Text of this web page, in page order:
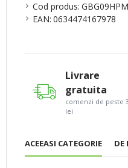
Cod produs:
EAN: 0634474167978
ACEEASI CATEGORIE DE
Livrare
gratuita
comenzi de peste
lei